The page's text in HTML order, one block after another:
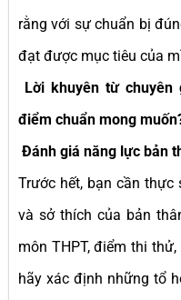
rằng với sự chuẩn bị
đạt được mục tiêu của
Lời khuyên từ
điểm chuẩn mong
Đánh giá năng lực bản
Trước hết, bạn cần thực
và sở thích của bản
môn THPT, điểm thi
hãy xác định những tổ